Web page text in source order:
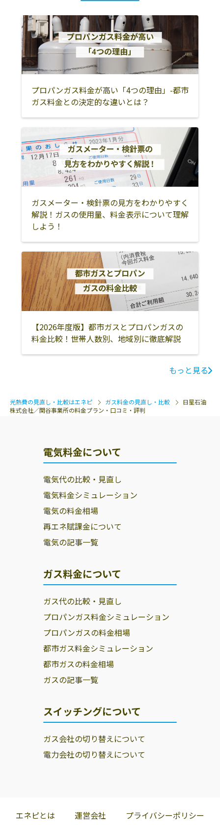
プロパンガス料金が高い「4つの理由」-都市
ガス料金との決定的な違いとは？
ガスメーター・検針票の見方をわかりやすく
解説！ガスの使用量、料金表示について理解
しよう！
【2026年度版】都市ガスとプロパンガスの
料金比較！世帯人数別、地域別に徹底解説
もっと見る
光熱費の見直し・比較はエネピ ガス料金の見直し・比較
日星石油
株式会社／関谷事業所の料金プラン・口コミ・評判
電気料金について
電気代の比較・見直し
電気料金シミュレーション
電気の料金相場
再エネ賦課金について
電気の記事一覧
ガス料金について
ガス代の比較・見直し
プロパンガス料金シミュレーション
プロパンガスの料金相場
都市ガス料金シミュレーション
都市ガスの料金相場
ガスの記事一覧
スイッチングについて
ガス会社の切り替えについて
電力会社の切り替えについて
エネピとは 運営会社 プライバシーポリシー